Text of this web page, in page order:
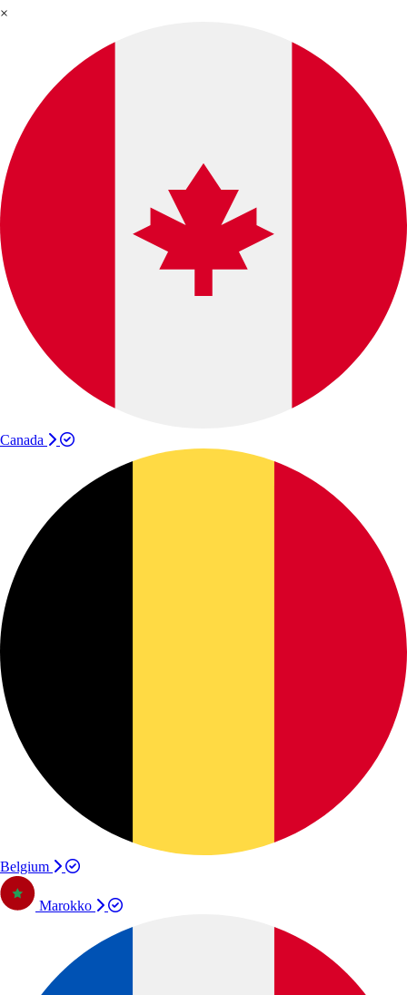
×
Canada
Belgium
Marokko